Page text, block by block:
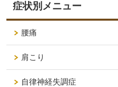
症状別メニュー
腰痛
肩こり
自律神経失調症